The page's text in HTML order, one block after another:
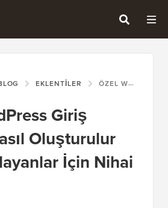
EKLENTILER ÖZEL WORDPRESS GIRIŞ SAYFASI NASIL OLUŞTURULUR (YENI BAŞLAYANLAR İÇIN NIHAI REHBER)
Giriş
Oluşturulur
İçin Nihai